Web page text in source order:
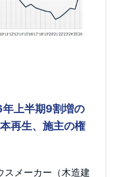
上半期9割増の
再生、施主の権
スメーカー（木造建